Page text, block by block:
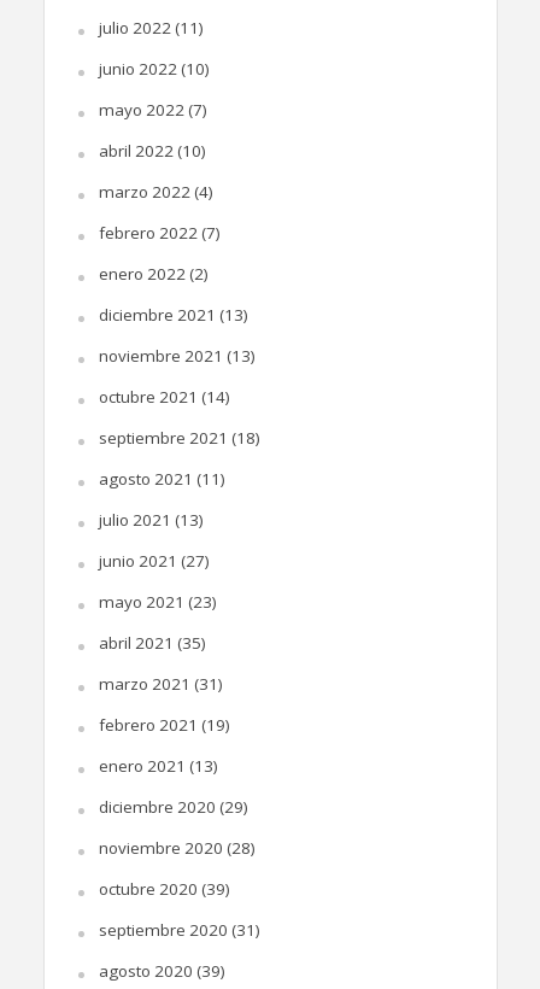
julio 2022(11)
junio 2022(10)
mayo 2022(7)
abril 2022(10)
marzo 2022(4)
febrero 2022(7)
enero 2022(2)
diciembre 2021 (13)
noviembre 2021 (13)
octubre 2021 (14)
septiembre 2021 (18)
agosto 2021 (11)
julio 2021 (13)
junio 2021 (27)
mayo 2021 (23)
abril 2021 (35)
marzo 2021 (31)
febrero 2021 (19)
enero 2021 (13)
diciembre 2020 (29)
noviembre 2020 (28)
octubre 2020 (39)
septiembre 2020 (31)
agosto 2020 (39)